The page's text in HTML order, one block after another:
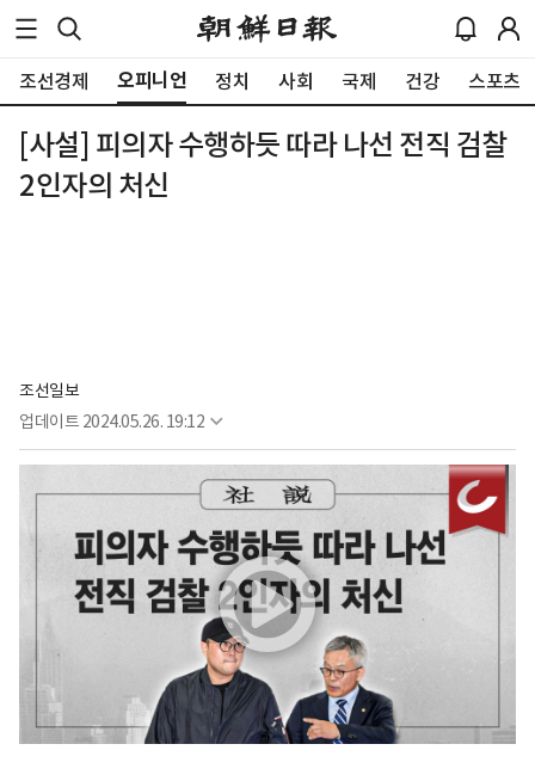
조선경제 오피니언 정치 사회 국제 건강 스포츠
[사설] 피의자 수행하듯 따라 나선 전직 검찰
2인자의 처신
조선일보
업데이트 2024.05.26. 19:12